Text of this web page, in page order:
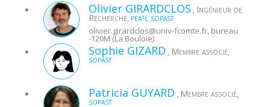
Olivier GIRARDCLOS Ingénieur de
Recherche PEA²t, SOPAST
olivier.girardclos@univ-fcomte.fr, bureau
-120M (La Bouloie)
Sophie GIZARD Membre associé
SOPAST
Patricia GUYARD Membre associé
SOPAST